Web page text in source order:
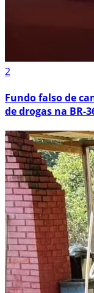
2
Fundo falso de
de drogas na BR-